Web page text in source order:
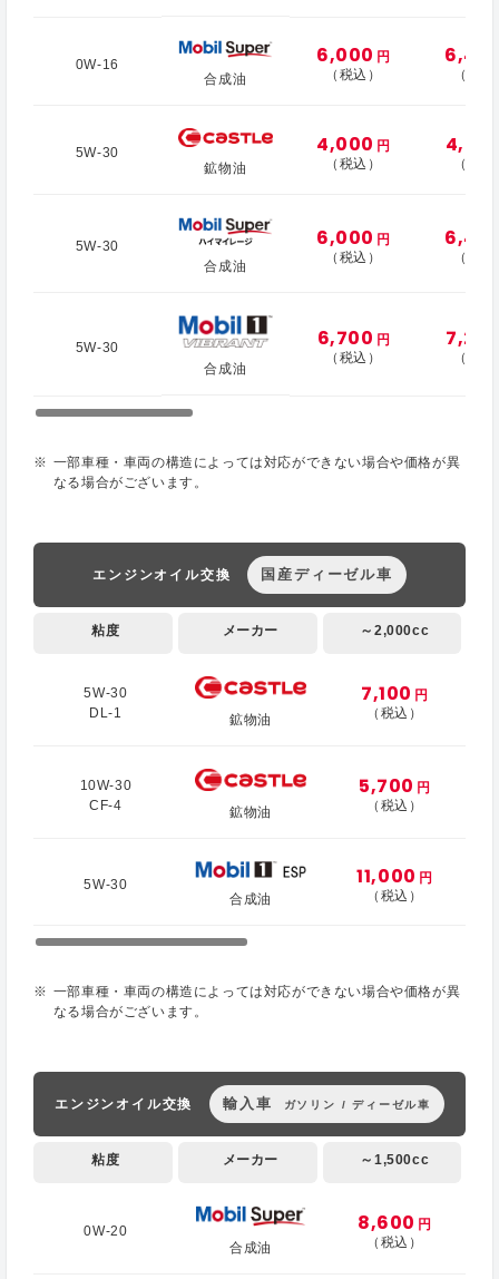
0W-16
合成油
6,000 円
（税込）
（税
5W-30
鉱物油
4,000 円
（税込）
（税
5W-30
合成油
6,000 円
（税込）
（税
5W-30
合成油
6,700 円
（税込）
（税
一部車種・車両の構造によっては対応ができない場合や価格が異
なる場合がございます。
エンジンオイル交換 国産ディーゼル車
粘度 メーカー ～2,000cc
5W-30
DL-1
鉱物油
7,100 円
（税込）
10W-30
CF-4
鉱物油
5,700 円
（税込）
5W-30
合成油
11,000 円
（税込）
一部車種・車両の構造によっては対応ができない場合や価格が異
なる場合がございます。
エンジンオイル交換 輸入車 ガソリン / ディーゼル車
粘度 メーカー ～1,500cc
0W-20
合成油
8,600 円
（税込）